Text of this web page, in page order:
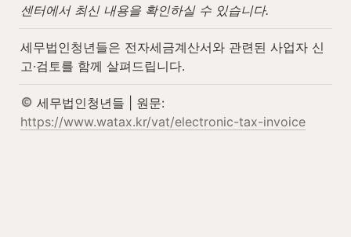
센터에서 최신 내용을 확인하실 수 있습니다.
세무법인청년들은 전자세금계산서와 관련된 사업자 신
고·검토를 함께 살펴드립니다.
https://www.watax.kr/vat/electronic-tax-invoice